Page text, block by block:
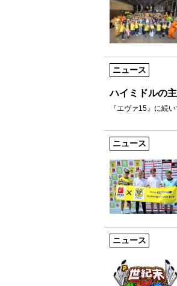
ニュース
ハイミドルの
『エヴァ15』に続
ニュース
ニュース